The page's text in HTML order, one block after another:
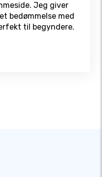
Jeg giver
bedømmelse med
til begyndere.